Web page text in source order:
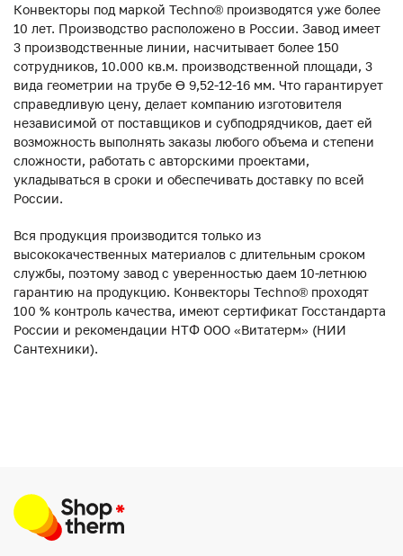
Конвекторы под маркой Techno® производятся уже более
10 лет. Производство расположено в России. Завод имеет
3 производственные линии, насчитывает более 150
сотрудников, 10.000 кв.м. производственной площади, 3
вида геометрии на трубе ϴ 9,52-12-16 мм. Что гарантирует
справедливую цену, делает компанию изготовителя
независимой от поставщиков и субподрядчиков, дает ей
возможность выполнять заказы любого объема и степени
сложности, работать с авторскими проектами,
укладываться в сроки и обеспечивать доставку по всей
России.
Вся продукция производится только из
высококачественных материалов с длительным сроком
службы, поэтому завод с уверенностью даем 10-летнюю
гарантию на продукцию. Конвекторы Techno® проходят
100 % контроль качества, имеют сертификат Госстандарта
России и рекомендации НТФ ООО «Витатерм» (НИИ
Сантехники).